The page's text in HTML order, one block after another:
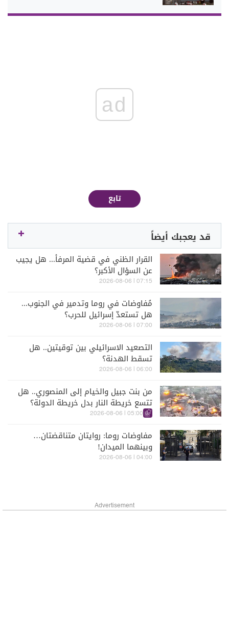
ad
تابع
قد يعجبك أيضاً
القرار الظني في قضية المرفأ... هل يجيب
عن السؤال الأكبر؟
07:15 | 2026-08-06
مُفاوضات في روما وتدمير في الجنوب...
هل تستعدّ إسرائيل للحرب؟
07:00 | 2026-08-06
التصعيد الاسرائيلي بين توقيتين.. هل
تسقط الهدنة؟
06:00 | 2026-08-06
من بنت جبيل والخيام إلى المنصوري.. هل
تتسع خريطة النار بدل خريطة الدولة؟
05:00 | 2026-08-06
مفاوضات روما: روايتان متناقضتان…
وبينهما الميدان!
04:00 | 2026-08-06
Advertisement